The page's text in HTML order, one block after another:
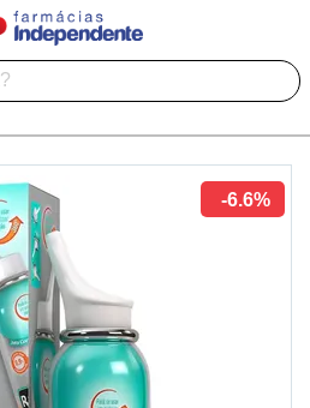
-6.6%